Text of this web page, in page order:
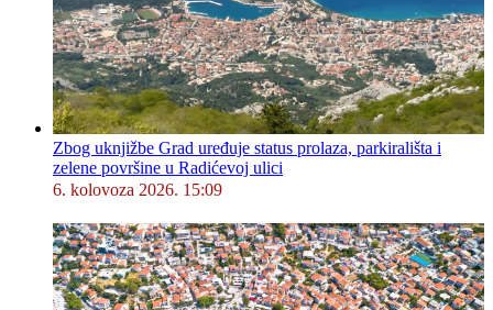
Zbog uknjižbe Grad uređuje status prolaza, parkirališta i
zelene površine u Radićevoj ulici
6. kolovoza 2026. 15:09